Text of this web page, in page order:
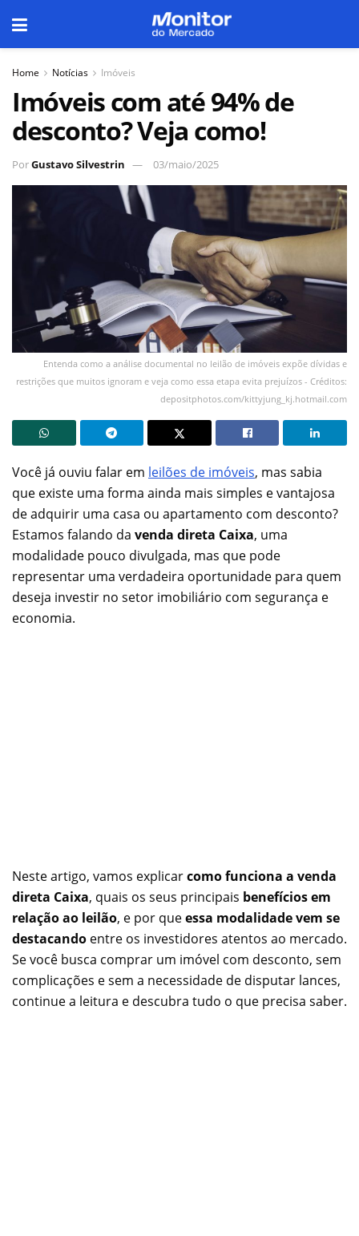
Home Notícias Imóveis
Imóveis com até 94% de
desconto? Veja como!
PorGustavo Silvestrin 03/maio/2025
Entenda como a análise documental no leilão de imóveis expõe dívidas e
restrições que muitos ignoram e veja como essa etapa evita prejuízos - Créditos:
depositphotos.com/kittyjung_kj.hotmail.com
Você já ouviu falar em leilões de imóveis, mas sabia
que existe uma forma ainda mais simples e vantajosa
de adquirir uma casa ou apartamento com desconto?
Estamos falando da venda direta Caixa, uma
modalidade pouco divulgada, mas que pode
representar uma verdadeira oportunidade para quem
deseja investir no setor imobiliário com segurança e
economia.
Neste artigo, vamos explicarcomo funciona a venda
direta Caixa, quais os seus principais benefícios em
relação ao leilão, e por queessa modalidade vem se
destacando entre os investidores atentos ao mercado.
Se você busca comprar um imóvel com desconto, sem
complicações e sem a necessidade de disputar lances,
continue a leitura e descubra tudo o que precisa saber.